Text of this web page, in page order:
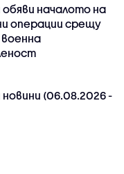
обяви началото на
операции срещу
(06.08.2026 -